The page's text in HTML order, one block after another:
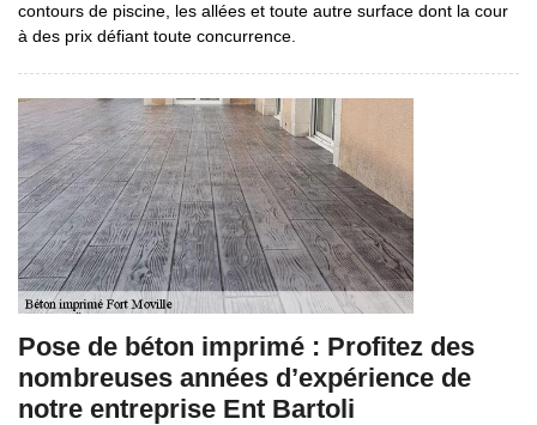
contours de piscine, les allées et toute autre surface dont la cour
à des prix défiant toute concurrence.
Pose de béton imprimé : Profitez des
nombreuses années d’expérience de
notre entreprise Ent Bartoli